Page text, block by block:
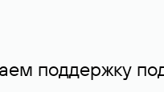
поддержку